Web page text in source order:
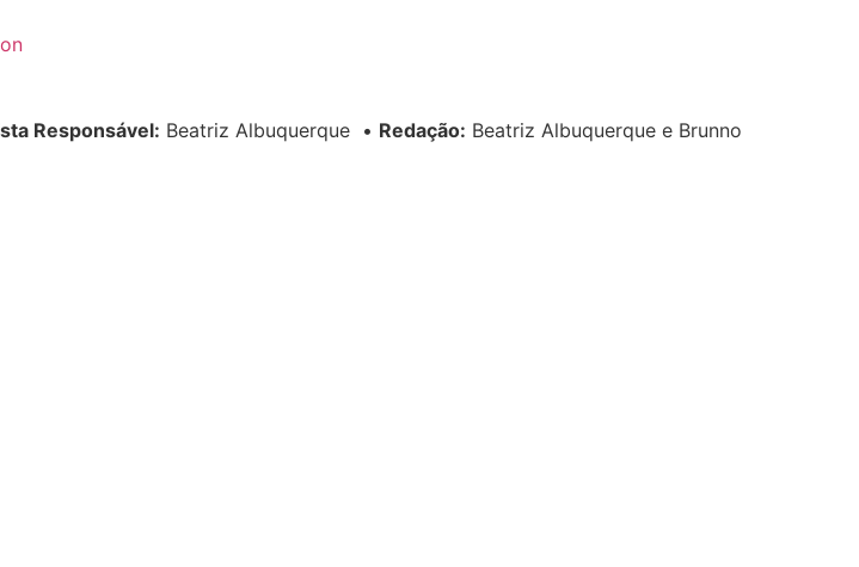
Responsável: Beatriz Albuquerque • Redação: Beatriz Albuquerque e Brunno